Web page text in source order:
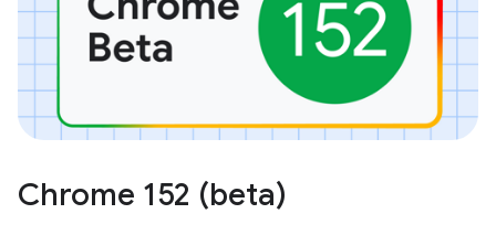
Chrome 152 (beta)